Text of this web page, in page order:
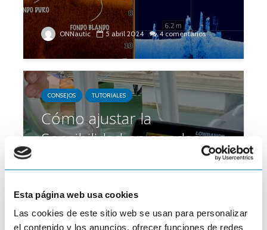
Esta página web usa cookies
Las cookies de este sitio web se usan para personalizar
el contenido y los anuncios, ofrecer funciones de redes
ONNautic 5 abril 2024 4 comentarios
CONSEJOS TUTORIALES
Cómo ajustar la
Sensibilidad en sondas
ONNautic 31 julio 2023 Coméntalo